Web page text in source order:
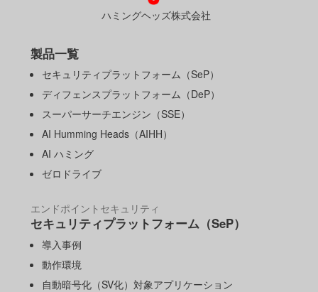
ハミングヘッズ株式会社
製品一覧
セキュリティプラットフォーム（SeP）
ディフェンスプラットフォーム（DeP）
スーパーサーチエンジン（SSE）
AI Humming Heads（AIHH）
AI ハミング
ゼロドライブ
エンドポイントセキュリティ
セキュリティプラットフォーム（SeP）
導入事例
動作環境
自動暗号化（SV化）対象アプリケーション